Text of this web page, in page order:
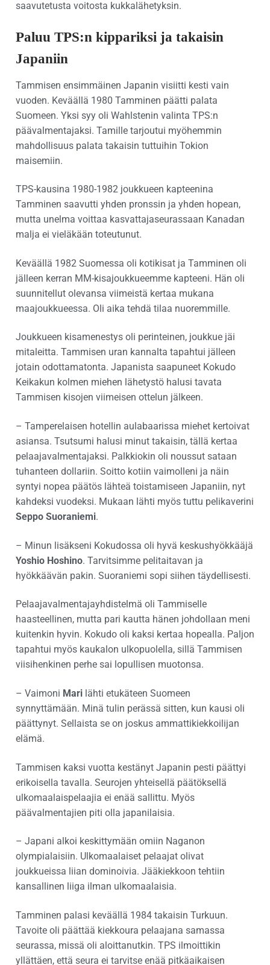
saavutetusta voitosta kukkalähetyksin.
Paluu TPS:n kippariksi ja takaisin
Japaniin
Tammisen ensimmäinen Japanin visiitti kesti vain
vuoden. Keväällä 1980 Tamminen päätti palata
Suomeen. Yksi syy oli Wahlstenin valinta TPS:n
päävalmentajaksi. Tamille tarjoutui myöhemmin
mahdollisuus palata takaisin tuttuihin Tokion
maisemiin.
TPS-kausina 1980-1982 joukkueen kapteenina
Tamminen saavutti yhden pronssin ja yhden hopean,
mutta unelma voittaa kasvattajaseurassaan Kanadan
malja ei vieläkään toteutunut.
Keväällä 1982 Suomessa oli kotikisat ja Tamminen oli
jälleen kerran MM-kisajoukkueemme kapteeni. Hän oli
suunnitellut olevansa viimeistä kertaa mukana
maajoukkueessa. Oli aika tehdä tilaa nuoremmille.
Joukkueen kisamenestys oli perinteinen, joukkue jäi
mitaleitta. Tammisen uran kannalta tapahtui jälleen
jotain odottamatonta. Japanista saapuneet Kokudo
Keikakun kolmen miehen lähetystö halusi tavata
Tammisen kisojen viimeisen ottelun jälkeen.
– Tamperelaisen hotellin aulabaarissa miehet kertoivat
asiansa. Tsutsumi halusi minut takaisin, tällä kertaa
pelaajavalmentajaksi. Palkkiokin oli noussut sataan
tuhanteen dollariin. Soitto kotiin vaimolleni ja näin
syntyi nopea päätös lähteä toistamiseen Japaniin, nyt
kahdeksi vuodeksi. Mukaan lähti myös tuttu pelikaverini
Seppo Suoraniemi.
– Minun lisäkseni Kokudossa oli hyvä keskushyökkääjä
Yoshio Hoshino. Tarvitsimme pelitaitavan ja
hyökkäävän pakin. Suoraniemi sopi siihen täydellisesti.
Pelaajavalmentajayhdistelmä oli Tammiselle
haasteellinen, mutta pari kautta hänen johdollaan meni
kuitenkin hyvin. Kokudo oli kaksi kertaa hopealla. Paljon
tapahtui myös kaukalon ulkopuolella, sillä Tammisen
viisihenkinen perhe sai lopullisen muotonsa.
– Vaimoni Mari lähti etukäteen Suomeen
synnyttämään. Minä tulin perässä sitten, kun kausi oli
päättynyt. Sellaista se on joskus ammattikiekkoilijan
elämä.
Tammisen kaksi vuotta kestänyt Japanin pesti päättyi
erikoisella tavalla. Seurojen yhteisellä päätöksellä
ulkomaalaispelaajia ei enää sallittu. Myös
päävalmentajien piti olla japanilaisia.
– Japani alkoi keskittymään omiin Naganon
olympialaisiin. Ulkomaalaiset pelaajat olivat
joukkueissa liian dominoivia. Jääkiekkoon tehtiin
kansallinen liiga ilman ulkomaalaisia.
Tamminen palasi keväällä 1984 takaisin Turkuun.
Tavoite oli päättää kiekkoura pelaajana samassa
seurassa, missä oli aloittanutkin. TPS ilmoittikin
yllättäen, että seura ei tarvitse enää pitkäaikaisen